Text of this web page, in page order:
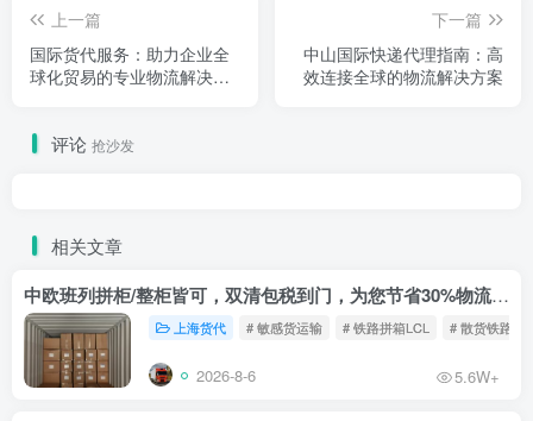
上一篇
国际货代服务：助力企业全
球化贸易的专业物流解决方
下一篇
中山国际快递代理指南：高
效连接全球的物流解决方案
评论 抢沙发
相关文章
中欧班列拼柜/整柜皆可，双清包税到门，为您节省30%物流成本！
上海货代 # 敏感货运输 # 铁路拼箱LCL # 散货铁路
2026-8-6 5.6W+